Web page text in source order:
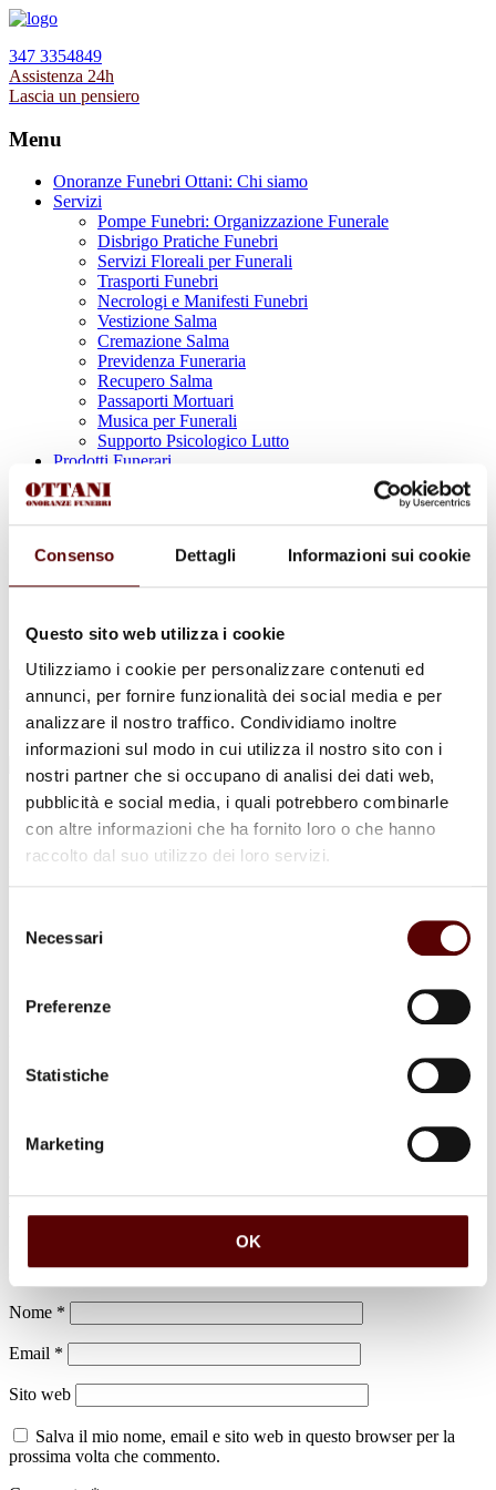
Consenso Dettagli Informazioni sui cookie
Questo sito web utilizza i cookie
Utilizziamo i cookie per personalizzare contenuti ed
annunci, per fornire funzionalità dei social media e per
analizzare il nostro traffico. Condividiamo inoltre
informazioni sul modo in cui utilizza il nostro sito con i
nostri partner che si occupano di analisi dei dati web,
pubblicità e social media, i quali potrebbero combinarle
con altre informazioni che ha fornito loro o che hanno
raccolto dal suo utilizzo dei loro servizi.
delNecessari
Preferenze
Statistiche
Marketing
OK
347 3354849
Assistenza 24h
Lascia un pensiero
Menu
Onoranze Funebri Ottani: Chi siamo
Servizi
Pompe Funebri: Organizzazione Funerale
Disbrigo Pratiche Funebri
Servizi Floreali per Funerali
Trasporti Funebri
Necrologi e Manifesti Funebri
Vestizione Salma
Cremazione Salma
Previdenza Funeraria
Recupero Salma
Passaporti Mortuari
Musica per Funerali
Supporto Psicologico Lutto
Prodotti Funerari
Lapidi, Lastre tombali e Monumenti Funerari
Urne Cinerarie
Allestimento Funebre
In caso di decesso
Necrologi
Info e Contatti
Cerca
per:
Gian Paolo Seruti
24 Luglio 1948 - 1 Novembre 2022
Lascia un commento
Il tuo indirizzo email non sarà pubblicato.
contrassegnati*
Nome *
Email *
Sito web
Salva il mio nome, email e sito web in questo browser per la
prossima volta che commento.